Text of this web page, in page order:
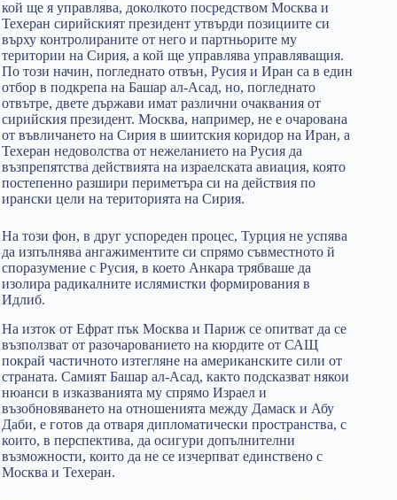
кой ще я управлява, доколкото посредством Москва и
Техеран сирийският президент утвърди позициите си
върху контролираните от него и партньорите му
територии на Сирия, а кой ще управлява управляващия.
По този начин, погледнато отвън, Русия и Иран са в един
отбор в подкрепа на Башар ал-Асад, но, погледнато
отвътре, двете държави имат различни очаквания от
сирийския президент. Москва, например, не е очарована
от въвличането на Сирия в шиитския коридор на Иран, а
Техеран недоволства от нежеланието на Русия да
възпрепятства действията на израелската авиация, която
постепенно разшири периметъра си на действия по
ирански цели на територията на Сирия.
На този фон, в друг успореден процес, Турция не успява
да изпълнява ангажиментите си спрямо съвместното й
споразумение с Русия, в което Анкара трябваше да
изолира радикалните ислямистки формирования в
Идлиб.
На изток от Ефрат пък Москва и Париж се опитват да се
възползват от разочарованието на кюрдите от САЩ
покрай частичното изтегляне на американските сили от
страната. Самият Башар ал-Асад, както подсказват някои
нюанси в изказванията му спрямо Израел и
възобновяването на отношенията между Дамаск и Абу
Даби, е готов да отваря дипломатически пространства, с
които, в перспектива, да осигури допълнителни
възможности, които да не се изчерпват единствено с
Москва и Техеран.